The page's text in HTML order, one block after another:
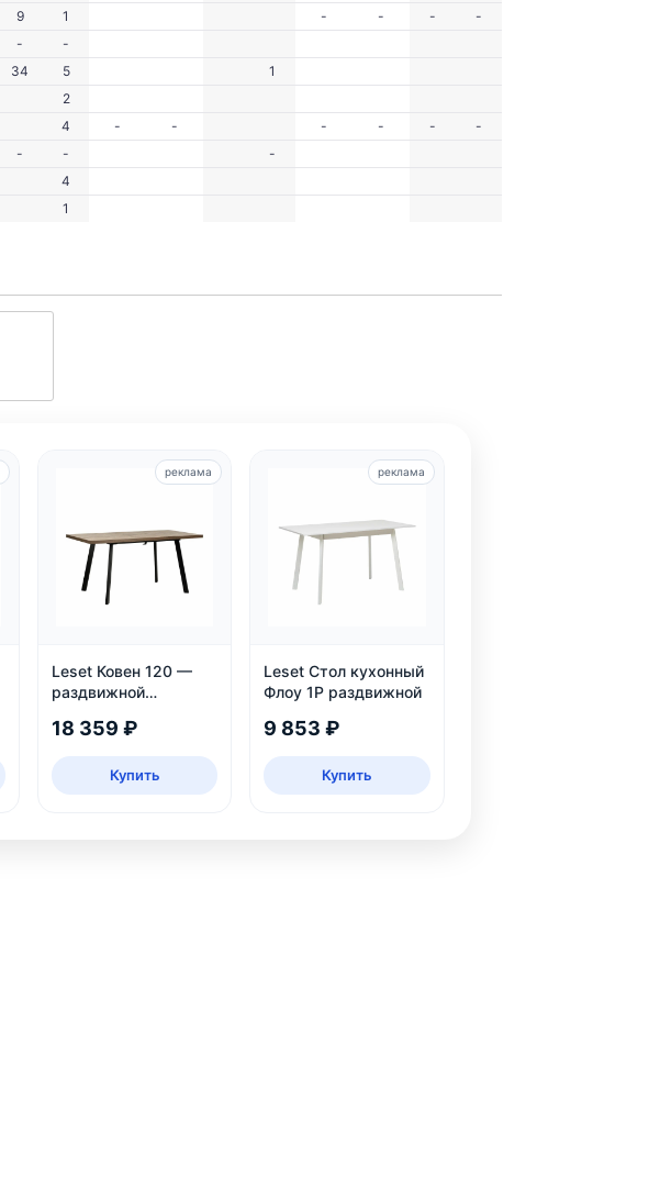
9 1 - - -
-
-
-
34 5
1
2
4 - - - - -
-
- -
-
4
1
Leset Ковен 120 —
раздвижной
18 359 ₽
Купить
реклама
Leset Стол кухонный
Флоу 1Р раздвижной
9 853 ₽
Купить
реклама